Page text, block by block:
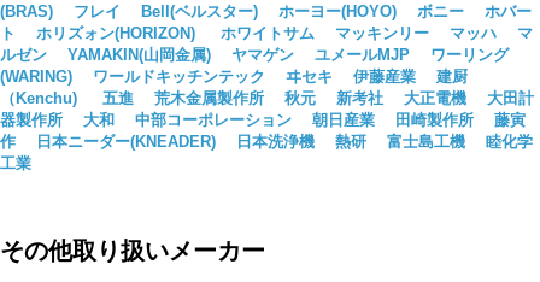
(BRAS)
フレイ Bell(ベルスター) ホーヨー(HOYO) ボニー
ホバー
ト
ホリズォン(HORIZON) ホワイトサム マッキンリー マッハ
マ
ルゼン
YAMAKIN(山岡金属) ヤマゲン ユメールMJP
ワーリング
(WARING)
ワールドキッチンテック ヰセキ 伊藤産業
建厨
（Kenchu)
五進 荒木金属製作所 秋元 新考社 大正電機
大田計
器製作所
大和 中部コーポレーション 朝日産業 田崎製作所
藤寅
作
日本ニーダー(KNEADER) 日本洗浄機 熱研 富士島工機
睦化学
工業
その他取り扱いメーカー